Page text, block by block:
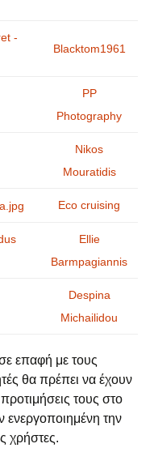
Blacktom1961
PP
Photography
Nikos
Mouratidis
Eco cruising
Ellie
Βarmpagiannis
Despina
Michailidou
επαφή με τους
θα πρέπει να έχουν
τους στο
την
χρήστες.